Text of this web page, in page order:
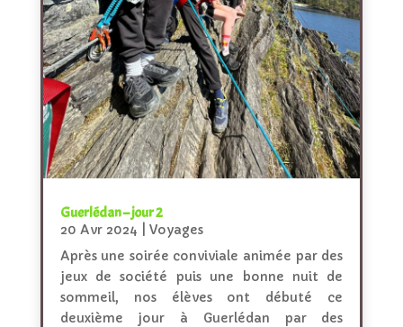
Guerlédan – jour 2
20 Avr 2024
Voyages
Après une soirée conviviale animée par des
jeux de société puis une bonne nuit de
sommeil, nos élèves ont débuté ce
deuxième jour à Guerlédan par des